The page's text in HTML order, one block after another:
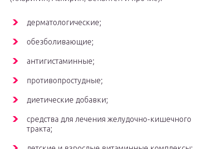
дерматологические;
обезболивающие;
антигистаминные;
противопростудные;
диетические добавки;
средства для лечения желудочно-кишечного
тракта;